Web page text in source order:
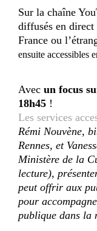
Sur la chaîne
diffusés en direct
France ou
ensuite accessibles
Avec un focus
18h45 !
Les services
Rémi Nouvène,
Rennes, et
Ministère de la
lecture),
peut offrir aux
pour
publique dans la